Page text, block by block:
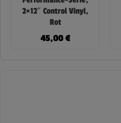
2×12″ Control Vinyl,
Rot
45,00€